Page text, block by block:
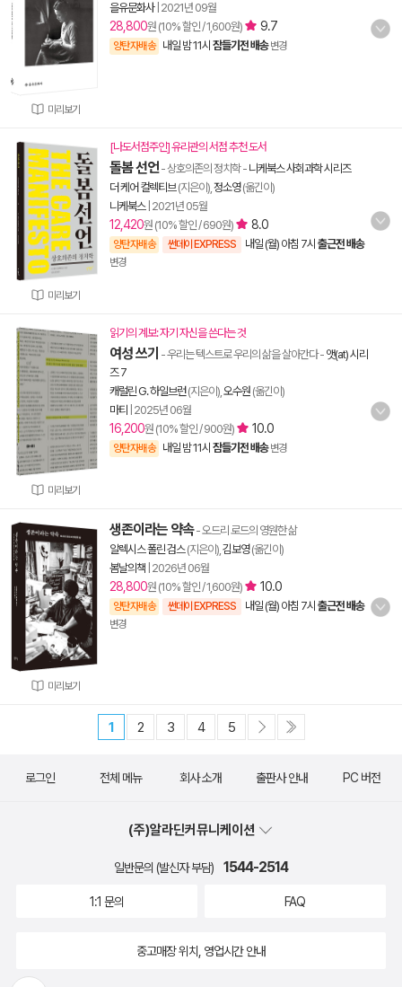
미리보기
을유문화사| 2021년 09월
28,800원 (10% 할인 / 1,600원) 9.7
양탄자배송 내일 밤 11시 잠들기전 배송 변경
미리보기
[나도서점주인] 유리관의 서점 추천 도서
돌봄 선언- 상호의존의 정치학- 니케북스 사회과학 시리즈
더 케어 컬렉티브(지은이), 정소영(옮긴이)
니케북스| 2021년 05월
12,420원 (10% 할인 / 690원) 8.0
양탄자배송 썬데이 EXPRESS 내일 (월) 아침 7시 출근전 배송
변경
미리보기
읽기의 계보: 자기 자신을 쓴다는 것
여성 쓰기 - 우리는 텍스트로 우리의 삶을 살아간다- 앳(at) 시리
즈 7
캐럴린 G. 하일브런(지은이), 오수원 (옮긴이)
마티
2025년 06월
16,200원 (10% 할인 / 900원) 10.0
양탄자배송 내일 밤 11시 잠들기전 배송 변경
미리보기
생존이라는 약속- 오드리 로드의 영원한 삶
알렉시스 폴린 검스(지은이), 김보영(옮긴이)
봄날의책 2026년 06월
28,800원 (10% 할인 / 1,600원) 10.0
양탄자배송 썬데이 EXPRESS 내일 (월) 아침 7시 출근전 배송
변경
1 2 3 4 5
로그인 전체 메뉴 회사 소개 출판사 안내 PC 버전
(주)알라딘커뮤니케이션
일반문의 (발신자 부담) 1544-2514
1:1 문의 FAQ
중고매장 위치, 영업시간 안내